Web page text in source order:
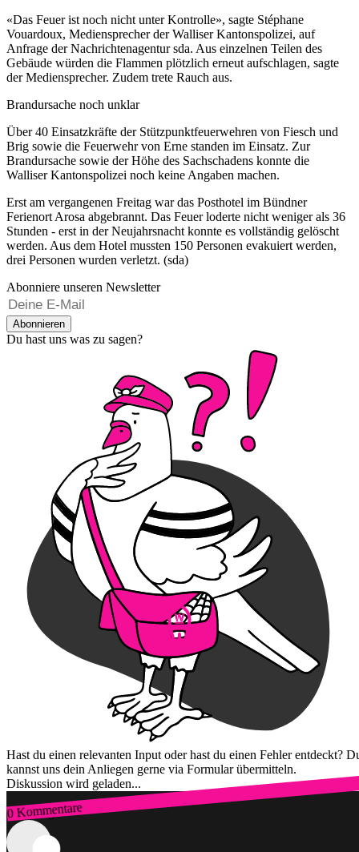
«Das Feuer ist noch nicht unter Kontrolle», sagte Stéphane
Vouardoux, Mediensprecher der Walliser Kantonspolizei, auf
Anfrage der Nachrichtenagentur sda. Aus einzelnen Teilen des
Gebäude würden die Flammen plötzlich erneut aufschlagen, sagte
der Mediensprecher. Zudem trete Rauch aus.
Brandursache noch unklar
Über 40 Einsatzkräfte der Stützpunktfeuerwehren von Fiesch und
Brig sowie die Feuerwehr von Erne standen im Einsatz. Zur
Brandursache sowie der Höhe des Sachschadens konnte die
Walliser Kantonspolizei noch keine Angaben machen.
Erst am vergangenen Freitag war das Posthotel im Bündner
Ferienort Arosa abgebrannt. Das Feuer loderte nicht weniger als 36
Stunden - erst in der Neujahrsnacht konnte es vollständig gelöscht
werden. Aus dem Hotel mussten 150 Personen evakuiert werden,
drei Personen wurden verletzt. (sda)
Abonniere unseren Newsletter
Abonnieren
Du hast uns was zu sagen?
Hast du einen relevanten Input oder hast du einen Fehler entdeckt?
kannst uns dein Anliegen gerne via Formular übermitteln.
Diskussion wird geladen...
0 Kommentare
Zum Login